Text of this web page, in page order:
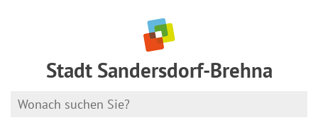
Stadt Sandersdorf-Brehna